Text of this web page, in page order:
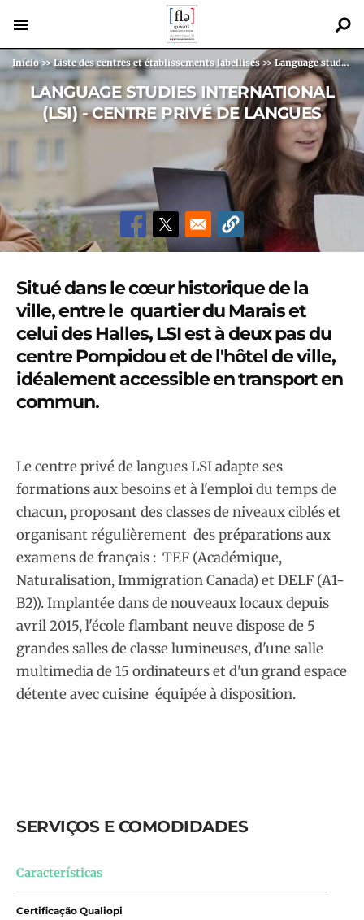
para
o
conteúdo
principal
Trilha de navegação
Início >> Liste des centres et établissements labellisés >> Language studies international (LSI) - Centre priv...
Back
to
LANGUAGE STUDIES INTERNATIONAL
(LSI) - CENTRE PRIVÉ DE LANGUES
Situé dans le cœur historique de la
ville, entre le quartier du Marais et
celui des Halles, LSI est à deux pas du
centre Pompidou et de l'hôtel de ville,
idéalement accessible en transport en
commun.
Le centre privé de langues LSI adapte ses
formations aux besoins et à l'emploi du temps de
chacun, proposant des classes de niveaux ciblés et
organisant régulièrement des préparations aux
examens de français : TEF (Académique,
Naturalisation, Immigration Canada) et DELF (A1-
B2)). Implantée dans de nouveaux locaux depuis
avril 2015, l'école flambant neuve dispose de 5
grandes salles de classe lumineuses, d'une salle
multimedia de 15 ordinateurs et d'un grand espace
détente avec cuisine équipée à disposition.
SERVIÇOS E COMODIDADES
Características
Certificação Qualiopi